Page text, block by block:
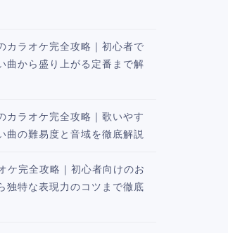
カラオケ完全攻略｜初心者で
曲から盛り上がる定番まで解
カラオケ完全攻略｜歌いやす
曲の難易度と音域を徹底解説
ケ完全攻略｜初心者向けのお
独特な表現力のコツまで徹底